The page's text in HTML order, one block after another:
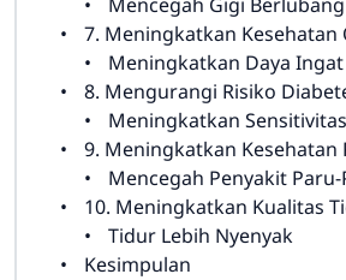
7. Meningkatkan Kesehatan
Meningkatkan Daya
8. Mengurangi Risiko
Meningkatkan
9. Meningkatkan Kesehatan
Mencegah Penyakit Paru-
10. Meningkatkan Kualitas
Tidur Lebih Nyenyak
Kesimpulan